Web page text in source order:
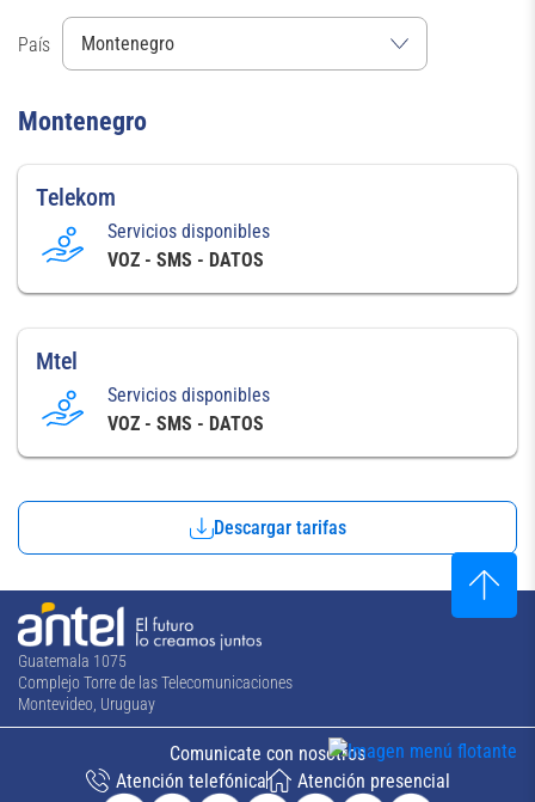
País
Montenegro
Telekom
Servicios disponibles
VOZ - SMS - DATOS
Mtel
Servicios disponibles
VOZ - SMS - DATOS
Descargar tarifas
Guatemala 1075
Complejo Torre de las Telecomunicaciones
Montevideo, Uruguay
Comunicate con nosotros
Atención telefónica
Atención presencial